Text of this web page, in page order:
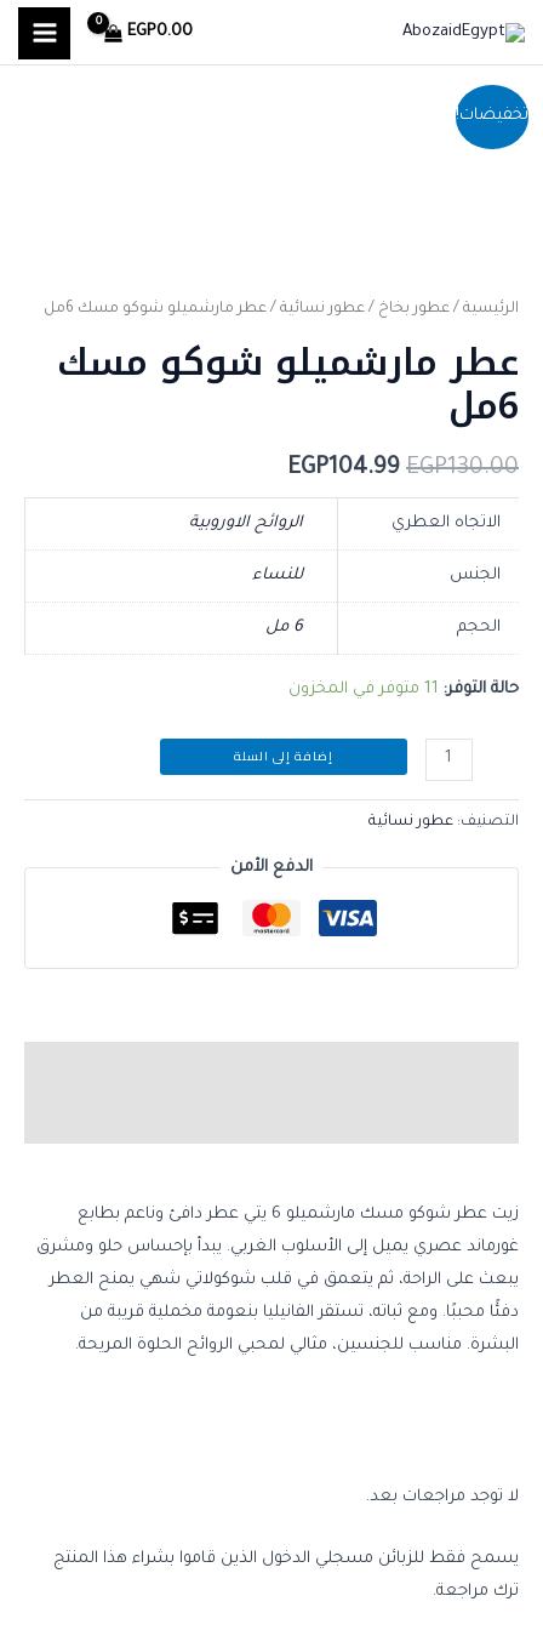
المحتوى
EGP0.00
تخفيضات!
الرئيسية / عطور بخاخ / عطور نسائية / عطر مارشميلو شوكو مسك 6مل
عطر مارشميلو شوكو مسك
6مل
EGP130.00
EGP104.99
الاتجاه العطري الروائح الاوروبية
الجنس للنساء
الحجم 6 مل
حالة التوفر: 11 متوفر في المخزون
كمية
عطر
إضافة إلى السلة
التصنيف: عطور نسائية
الدفع الأمن
زيت عطر شوكو مسك مارشميلو 6 يتي عطر دافئ وناعم بطابع
غورماند عصري يميل إلى الأسلوب الغربي. يبدأ بإحساس حلو ومشرق
يبعث على الراحة، ثم يتعمق في قلب شوكولاتي شهي يمنح العطر
دفئًا محببًا. ومع ثباته، تستقر الفانيليا بنعومة مخملية قريبة من
البشرة. مناسب للجنسين، مثالي لمحبي الروائح الحلوة المريحة.
لا توجد مراجعات بعد.
يسمح فقط للزبائن مسجلي الدخول الذين قاموا بشراء هذا المنتج
ترك مراجعة.